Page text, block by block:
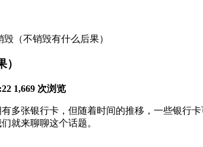
（不销毁有什么后果）
1,669 次浏览
多张银行卡，但随着时间的推移，一些银行
就来聊聊这个话题。